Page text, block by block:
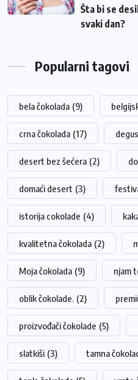
Šta bi se
svaki dan?
Popularni tagovi
bela čokolada (9)
crna čokolada (17)
desert bez šećera (2)
domaći desert (3)
istorija cokolade (4)
kvalitetna čokolada (2)
Moja čokolada (9) njam
oblik čokolade. (2)
proizvođači čokolade (5)
slatkiši (3) tamna